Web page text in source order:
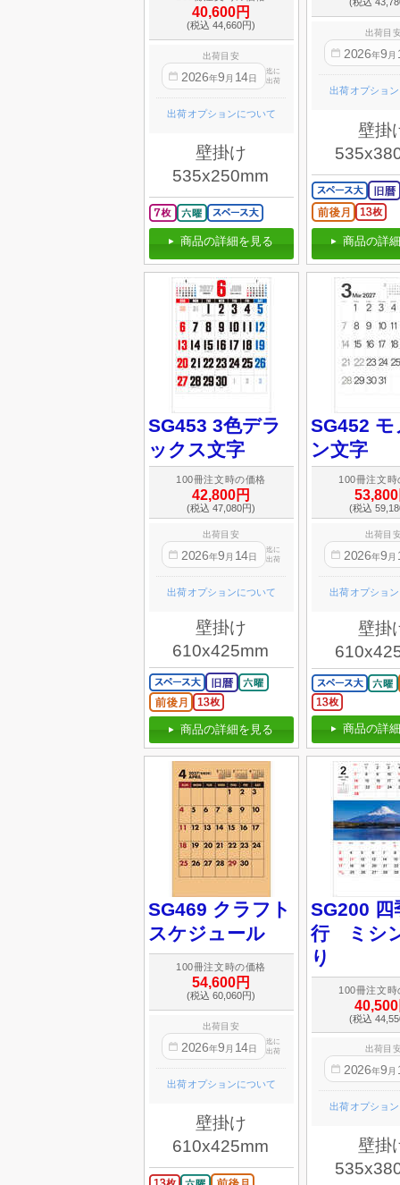
40,600円
(税込 44,660円)
出荷目安
2026年9 月 14日
迄に
出荷
出荷オプションについて
壁掛け
535x250mm
商品の詳細を見る
出荷目
2026年9 月
出荷オプショ
壁掛
商品の詳
SG453 3色デラ
ックス文字
100冊注文時の価格
42,800円
(税込 47,080円)
出荷目安
2026年9 月 14日
迄に
出荷
出荷オプションについて
壁掛け
610x425mm
商品の詳細を見る
SG452
ン文字
100冊注文時
(税込
出荷目
2026年9 月
出荷オプショ
壁掛
商品の詳
SG469 クラフト
スケジュール
100冊注文時の価格
54,600円
(税込 60,060円)
出荷目安
2026年9 月 14日
迄に
出荷
出荷オプションについて
壁掛け
610x425mm
SG200 四
行 ミシ
り
100冊注文時
(税込
出荷目
2026年9 月
出荷オプショ
壁掛